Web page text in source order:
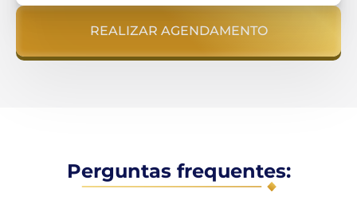
REALIZAR AGENDAMENTO
Perguntas frequentes: